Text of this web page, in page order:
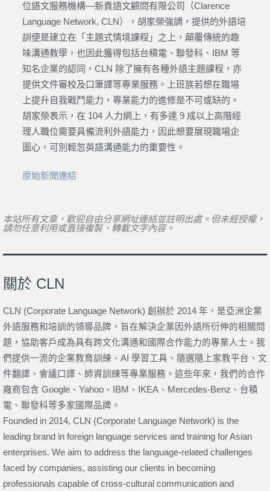
位語文服務機構—新貴語文顧問有限公司（Clarence
Language Network, CLN），胡家榮強調，提供的外語培
訓便是建立在「主題式情境課程」之上，顛覆傳統的趣
味溝通教學，也因此獲得包括台積電、聯發科、IBM 等
知名企業的認同，CLN 除了擁有各種外語主題課程，亦
提供文件審校及口筆譯等專業服務。上班族若想在職場
上提升自我戰鬥能力，專業能力的進修是不可或缺的。
胡家榮表示，在 104 人力網上，有多達 9 成以上高階經
理人職位需要具備流利外語能力，因此想要展現職場企
圖心，可別輕忽英語溝通能力的重要性。
原始新聞連結
本站所有文章，歡迎自由分享網址連結並註明出處。但未經授權，
請勿任意利用或直接複製、轉載文字內容。
關於 CLN
CLN (Corporate Language Network) 創辦於 2014 年，是亞洲企業
外語服務和培訓的領導品牌，旨在解決企業因外語所衍伸的相關問
題，協助客戶成為具有跨文化溝通和國際合作能力的專業人士。我
們提供一流的企業教育訓練、AI 學習工具、隨選隨上家教平台、文
件翻譯、會議口譯、師資訓練等專業服務。這些年來，我們的合作
廠商包含 Google、Yahoo、IBM、IKEA、Mercedes-Benz、台積
電、聯發科等多家國際品牌。
Founded in 2014, CLN (Corporate Language Network) is the
leading brand in foreign language services and training for Asian
enterprises. We aim to address the language-related challenges
faced by companies, assisting our clients in becoming
professionals capable of cross-cultural communication and